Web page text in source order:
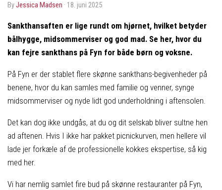
byJessica Madsen · 18. juni 2025
Sankthansaften er lige rundt om hjørnet, hvilket betyder
bålhygge, midsommerviser og god mad. Se her, hvor du
kan fejre sankthans på Fyn for både børn og voksne.
På Fyn er der stablet flere skønne sankthans-begivenheder på
benene, hvor du kan samles med familie og venner, synge
midsommerviser og nyde lidt god underholdning i aftensolen.
Det kan dog ikke undgås, at du og dit selskab bliver sultne hen
ad aftenen. Hvis I ikke har pakket picnickurven, men hellere vil
lade jer forkæle af de professionelle kokkes ekspertise, så kig
med her.
Vi har nemlig samlet fire bud på skønne restauranter på Fyn,